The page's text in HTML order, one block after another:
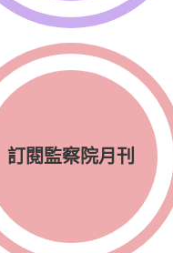
訂閱監察院月刊